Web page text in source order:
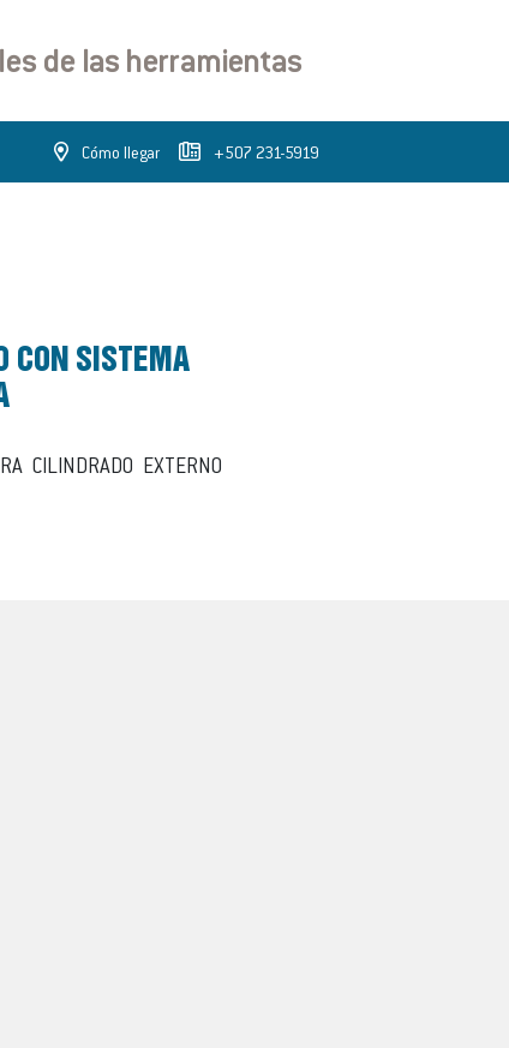
de las herramientas
Cómo llegar +507 231-5919
CON SISTEMA
CILINDRADO EXTERNO